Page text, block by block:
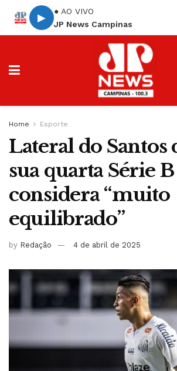
▶
● AO VIVO
JP News Campinas
Home Esporte
Lateral do Santos
sua quarta Série B
considera “muito
equilibrado”
by Redação 4 de abril de 2025